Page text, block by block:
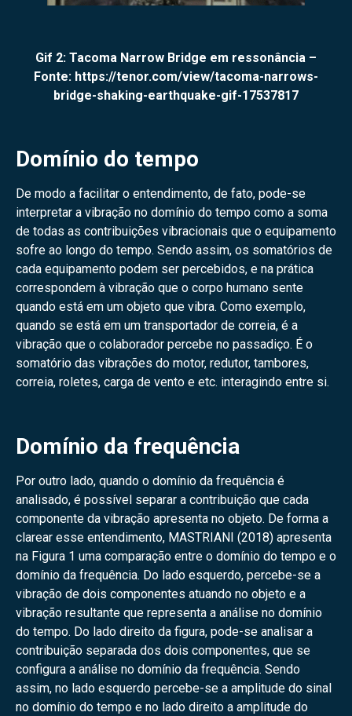
Gif 2: Tacoma Narrow Bridge em ressonância –
Fonte: https://tenor.com/view/tacoma-narrows-
bridge-shaking-earthquake-gif-17537817
Domínio do tempo
De modo a facilitar o entendimento, de fato, pode-se
interpretar a vibração no domínio do tempo como a soma
de todas as contribuições vibracionais que o equipamento
sofre ao longo do tempo. Sendo assim, os somatórios de
cada equipamento podem ser percebidos, e na prática
correspondem à vibração que o corpo humano sente
quando está em um objeto que vibra. Como exemplo,
quando se está em um transportador de correia, é a
vibração que o colaborador percebe no passadiço. É o
somatório das vibrações do motor, redutor, tambores,
correia, roletes, carga de vento e etc. interagindo entre si.
Domínio da frequência
Por outro lado, quando o domínio da frequência é
analisado, é possível separar a contribuição que cada
componente da vibração apresenta no objeto. De forma a
clarear esse entendimento, MASTRIANI (2018) apresenta
na Figura 1 uma comparação entre o domínio do tempo e o
domínio da frequência. Do lado esquerdo, percebe-se a
vibração de dois componentes atuando no objeto e a
vibração resultante que representa a análise no domínio
do tempo. Do lado direito da figura, pode-se analisar a
contribuição separada dos dois componentes, que se
configura a análise no domínio da frequência. Sendo
assim, no lado esquerdo percebe-se a amplitude do sinal
no domínio do tempo e no lado direito a amplitude do